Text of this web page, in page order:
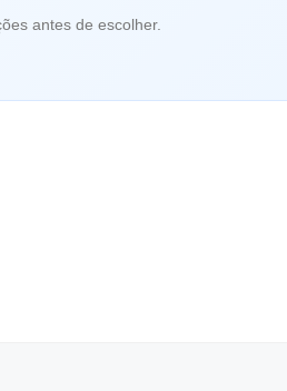
antes de escolher.